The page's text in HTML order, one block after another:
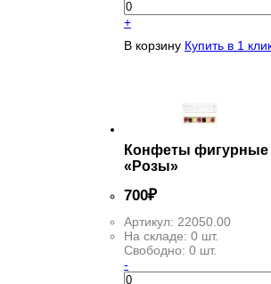
+
В корзину Купить в 1
Конфеты фигурные
«Розы»
700₽
Артикул: 22050.00
На складе: 0 шт.
Свободно: 0 шт.
-